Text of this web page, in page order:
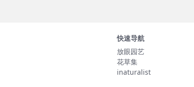
快速导航
放眼园艺
花草集
inaturalist